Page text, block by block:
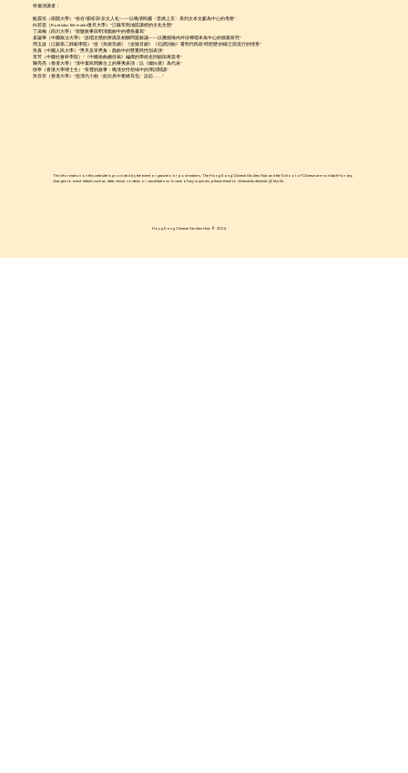
特邀演講者：
鮑震培（南開大學）“俗在‘場域’與‘非文人化’——以晚清民國〈老媽上京〉系列文本文獻為中心的考察”
白若思（Rostislav Berezkin復旦大學）“江蘇常熟地區講經的文化生態”
丁淑梅（四川大學）“剪髮敘事與明清戲曲中的禮俗書寫”
崔蘊華（中國政法大學）“說唱文體的辨識及相關問題芻議——以幾個海內外珍稀唱本為中心的個案研究”
周玉波（江蘇第二師範學院）“從《吳姬百媚》《金陵百媚》《北調詞曲》看明代民歌‘時腔體’的確立與流行的情形”
吳真（中國人民大學）“男旦反串男角：戲曲中的雙重跨性別表演”
李芳（中國社會科學院）“《中國俗曲總目稿》編撰的學術史回顧與再思考”
陳亮亮（香港大學）“清中葉民間舞台上的華夷表演：以《綴白裘》為代表”
徐寧（香港大學博士生）“有聲的故事：晚清女性領域中的彈詞閲讀”
吳存存（香港大學）“從清代小曲〈姐兒房中要綉耳包〉説起……”
The information on this website is provided by the event organizers or post makers. The Hong Kong Chinese Studies Hub and the School of Chinese are not liable for any
changes to event details such as date, venue, content, or cancellations. In case of any inquiries, please email to chinesestudieshub @ hku.hk.
Hong Kong Chinese Studies Hub © 2024